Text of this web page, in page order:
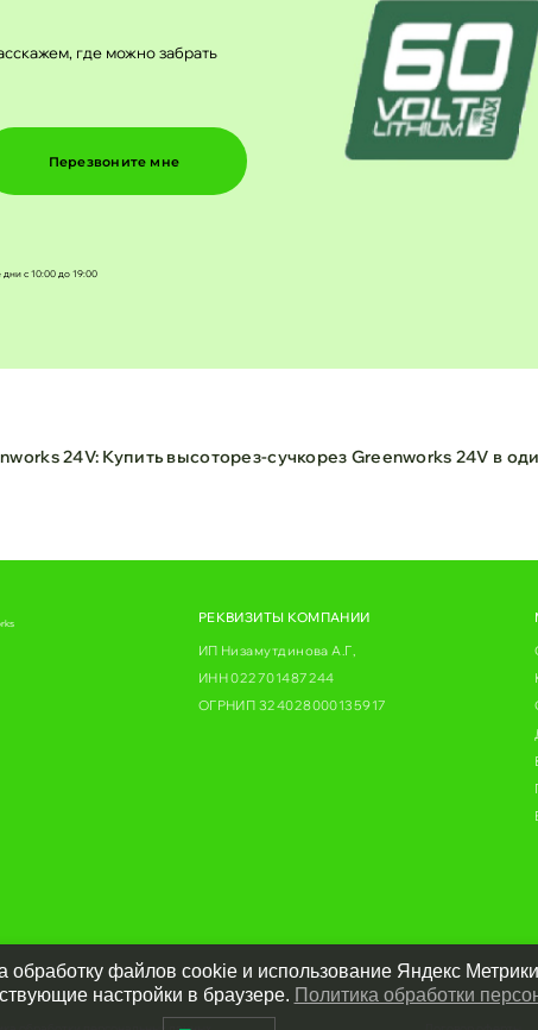
где можно забрать
Перезвоните мне
с 10:00 до 19:00
24V: Купить высоторез-сучкорез Greenworks 24V в
РЕКВИЗИТЫ КОМПАНИИ
ИП Низамутдинова А.Г,
ИНН 022701487244
ОГРНИП 324028000135917
обработку файлов cookie и использование Яндекс
настройки в браузере. Политика обработки